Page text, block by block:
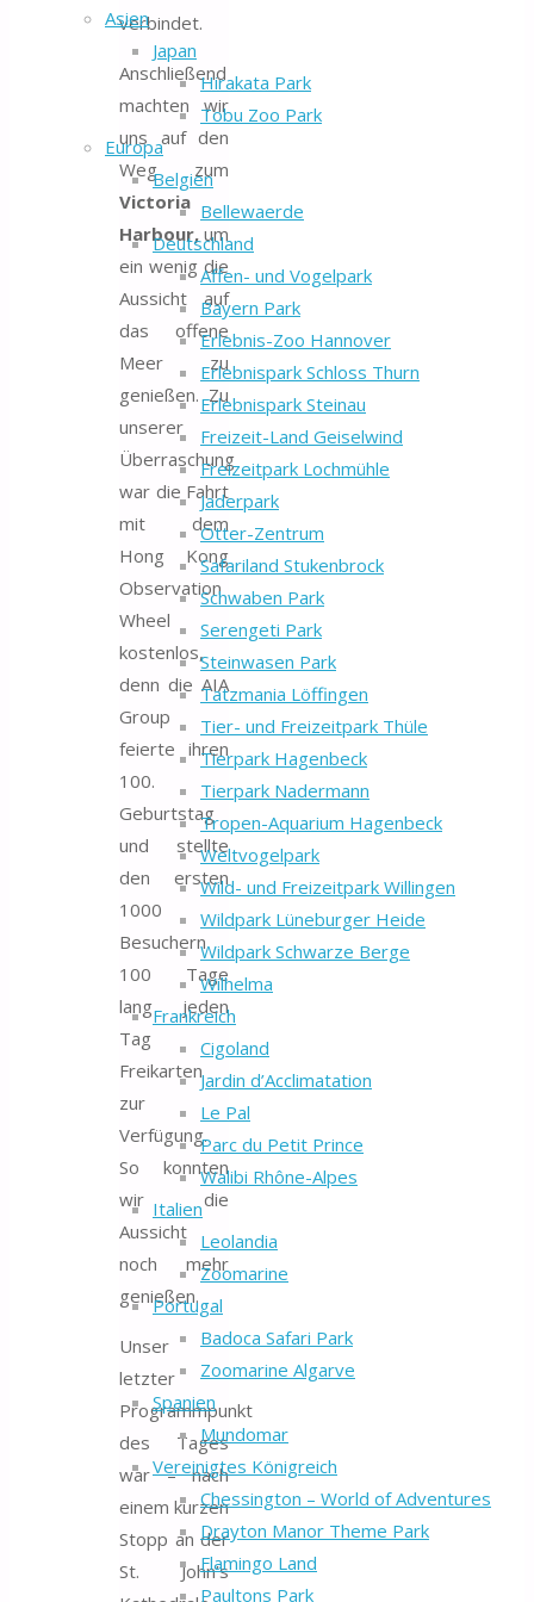
Asien
Japan
Hirakata Park
Tobu Zoo Park
Europa
Belgien
Bellewaerde
Deutschland
Affen- und Vogelpark
Bayern Park
Erlebnis-Zoo Hannover
Erlebnispark Schloss Thurn
Erlebnispark Steinau
Freizeit-Land Geiselwind
Freizeitpark Lochmühle
Jaderpark
Otter-Zentrum
Safariland Stukenbrock
Schwaben Park
Serengeti Park
Steinwasen Park
Tatzmania Löffingen
Tier- und Freizeitpark Thüle
Tierpark Hagenbeck
Tierpark Nadermann
Tropen-Aquarium Hagenbeck
Weltvogelpark
Wild- und Freizeitpark Willingen
Wildpark Lüneburger Heide
Wildpark Schwarze Berge
Wilhelma
Frankreich
Cigoland
Jardin d’Acclimatation
Le Pal
Parc du Petit Prince
Walibi Rhône-Alpes
Italien
Leolandia
Zoomarine
Portugal
Badoca Safari Park
Zoomarine Algarve
Spanien
Mundomar
Vereinigtes Königreich
Chessington – World of Adventures
Drayton Manor Theme Park
Flamingo Land
Paultons Park
verbindet.
Anschließend
machten wir
uns auf den
Weg zum
Victoria
Harbour, um
ein wenig die
Aussicht auf
das offene
Meer zu
genießen. Zu
unserer
Überraschung
war die Fahrt
mit dem
Hong Kong
Observation
Wheel
kostenlos,
denn die AIA
Group
feierte ihren
100.
Geburtstag
und stellte
den ersten
1000
Besuchern
100 Tage
lang jeden
Tag
Freikarten
zur
Verfügung.
So konnten
wir die
Aussicht
noch mehr
genießen.
Unser
letzter
Programmpunkt
des Tages
war – nach
einem kurzen
Stopp an der
St. John’s